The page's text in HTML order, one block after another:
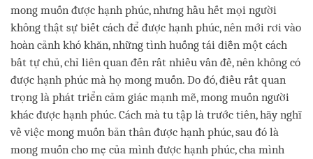
mong muốn được hạnh phúc, nhưng hầu hết mọi người
không thật sự biết cách để được hạnh phúc, nên mới rơi vào
hoàn cảnh khó khăn, những tình huống tái diễn một cách
bất tự chủ, chỉ liên quan đến rất nhiều vấn đề, nên không có
được hạnh phúc mà họ mong muốn. Do đó, điều rất quan
trọng là phát triển cảm giác mạnh mẽ, mong muốn người
khác được hạnh phúc. Cách mà tu tập là trước tiên, hãy nghĩ
về việc mong muốn bản thân được hạnh phúc, sau đó là
mong muốn cho mẹ của mình được hạnh phúc, cha mình